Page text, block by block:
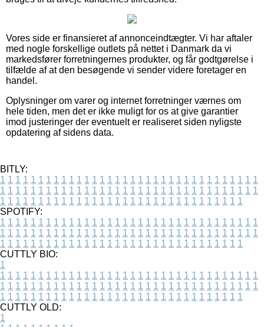
Vores side er finansieret af annonceindtægter. Vi har aftaler
med nogle forskellige outlets på nettet i Danmark da vi
markedsfører forretningernes produkter, og får godtgørelse i
tilfælde af at den besøgende vi sender videre foretager en
handel.
Oplysninger om varer og internet forretninger værnes om
hele tiden, men det er ikke muligt for os at give garantier
imod justeringer der eventuelt er realiseret siden nyligste
opdatering af sidens data.
BITLY:
1 1 1 1 1 1 1 1 1 1 1 1 1 1 1 1 1 1 1 1 1 1 1 1 1 1 1 1 1 1 1 1 1 1
1 1 1 1 1 1 1 1 1 1 1 1 1 1 1 1 1 1 1 1 1 1 1 1 1 1 1 1 1 1 1 1 1 1
1 1 1 1 1 1 1 1 1 1 1 1 1 1 1 1 1 1 1 1 1 1 1 1 1 1 1 1 1 1 1 1
SPOTIFY:
1 1 1 1 1 1 1 1 1 1 1 1 1 1 1 1 1 1 1 1 1 1 1 1 1 1 1 1 1 1 1 1 1 1
1 1 1 1 1 1 1 1 1 1 1 1 1 1 1 1 1 1 1 1 1 1 1 1 1 1 1 1 1 1 1 1 1 1
1 1 1 1 1 1 1 1 1 1 1 1 1 1 1 1 1 1 1 1 1 1 1 1 1 1 1 1 1 1 1 1
CUTTLY BIO:
1
1 1 1 1 1 1 1 1 1 1 1 1 1 1 1 1 1 1 1 1 1 1 1 1 1 1 1 1 1 1 1 1 1 1
1 1 1 1 1 1 1 1 1 1 1 1 1 1 1 1 1 1 1 1 1 1 1 1 1 1 1 1 1 1 1 1 1 1
1 1 1 1 1 1 1 1 1 1 1 1 1 1 1 1 1 1 1 1 1 1 1 1 1 1 1 1 1 1 1 1
CUTTLY OLD:
1